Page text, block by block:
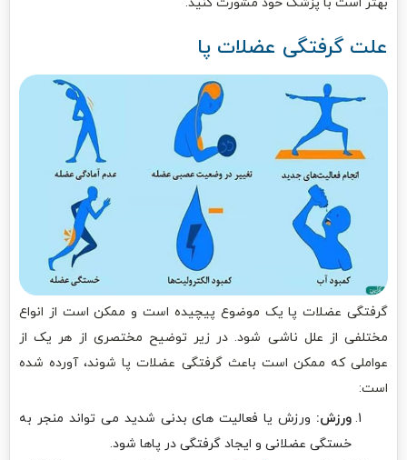
علت گرفتگی عضلات پا
گرفتگی عضلات پا یک موضوع پیچیده است و ممکن است از انواع
مختلفی از علل ناشی شود. در زیر توضیح مختصری از هر یک از
عواملی که ممکن است باعث گرفتگی عضلات پا شوند، آورده شده
است:
ورزش: ورزش یا فعالیت های بدنی شدید می تواند منجر به
خستگی عضلانی و ایجاد گرفتگی در پاها شود.